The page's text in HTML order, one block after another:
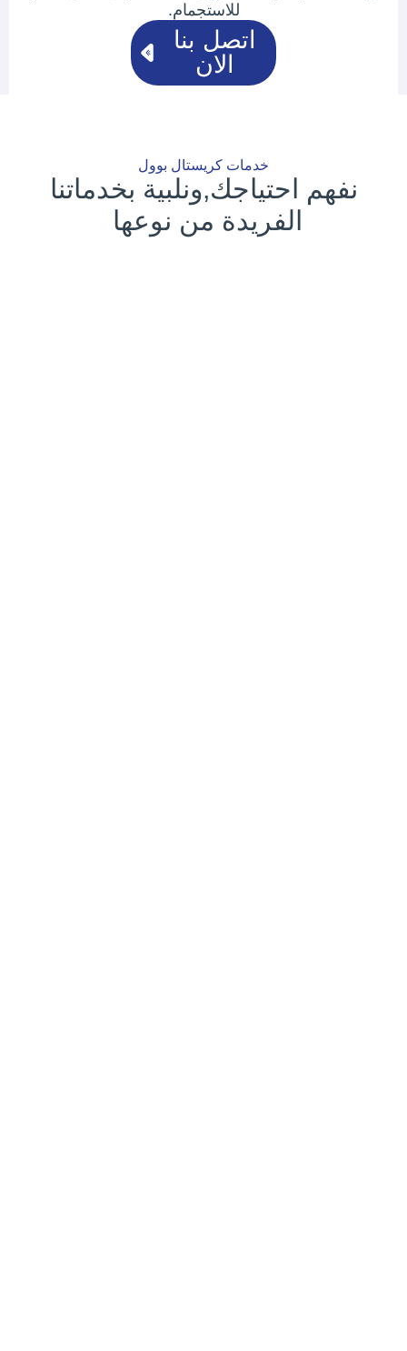
للاستجمام.
اتصل بنا
الان
خدمات كريستال بوول
نفهم احتياجك,ونلبية بخدماتنا
الفريدة من نوعها